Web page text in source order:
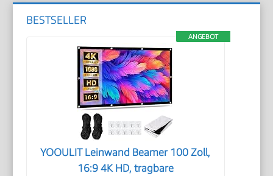
BESTSELLER
ANGEBOT
YOOULIT Leinwand Beamer 100 Zoll,
16:9 4K HD, tragbare